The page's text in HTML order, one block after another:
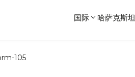
国际 哈萨克斯坦
105